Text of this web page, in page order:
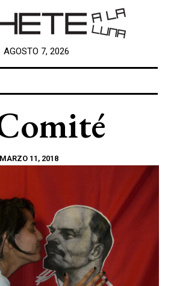
AGOSTO 7, 2026
MARZO 11, 2018